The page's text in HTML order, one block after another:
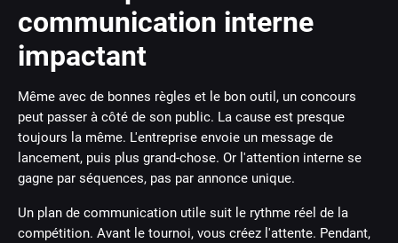
communication interne
impactant
Même avec de bonnes règles et le bon outil, un concours
peut passer à côté de son public. La cause est presque
toujours la même. L'entreprise envoie un message de
lancement, puis plus grand-chose. Or l'attention interne se
gagne par séquences, pas par annonce unique.
Un plan de communication utile suit le rythme réel de la
compétition. Avant le tournoi, vous créez l'attente. Pendant,